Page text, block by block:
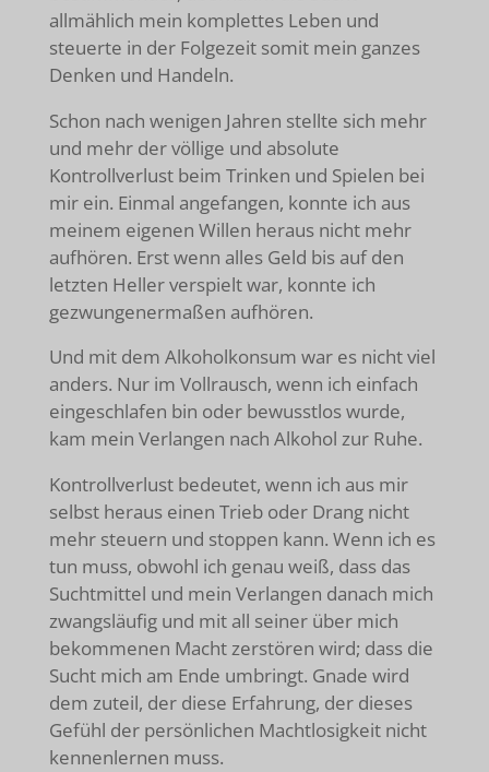
allmählich mein komplettes Leben und
steuerte in der Folgezeit somit mein ganzes
Denken und Handeln.
Schon nach wenigen Jahren stellte sich mehr
und mehr der völlige und absolute
Kontrollverlust beim Trinken und Spielen bei
mir ein. Einmal angefangen, konnte ich aus
meinem eigenen Willen heraus nicht mehr
aufhören. Erst wenn alles Geld bis auf den
letzten Heller verspielt war, konnte ich
gezwungenermaßen aufhören.
Und mit dem Alkoholkonsum war es nicht viel
anders. Nur im Vollrausch, wenn ich einfach
eingeschlafen bin oder bewusstlos wurde,
kam mein Verlangen nach Alkohol zur Ruhe.
Kontrollverlust bedeutet, wenn ich aus mir
selbst heraus einen Trieb oder Drang nicht
mehr steuern und stoppen kann. Wenn ich es
tun muss, obwohl ich genau weiß, dass das
Suchtmittel und mein Verlangen danach mich
zwangsläufig und mit all seiner über mich
bekommenen Macht zerstören wird; dass die
Sucht mich am Ende umbringt. Gnade wird
dem zuteil, der diese Erfahrung, der dieses
Gefühl der persönlichen Machtlosigkeit nicht
kennenlernen muss.